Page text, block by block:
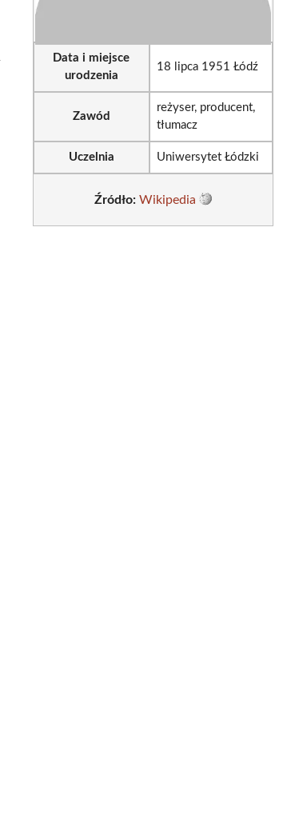
Data i miejsce
urodzenia
18 lipca 1951 Łódź
Zawód
reżyser, producent,
tłumacz
Uczelnia Uniwersytet Łódzki
Źródło: Wikipedia